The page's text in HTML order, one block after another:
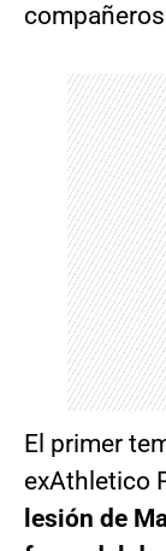
El primer
exAthletico
lesión de